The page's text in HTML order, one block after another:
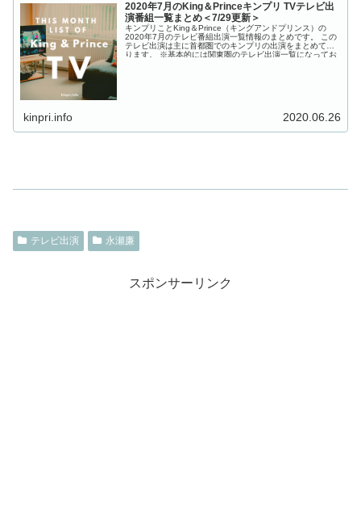
2020年7月のKing＆Princeキンプリ TVテレビ出
演番組一覧まとめ＜7/29更新＞
キンプリことKing＆Prince（キングアンドプリンス）の
2020年7月のテレビ番組出演一覧情報のまとめです。 この
テレビ出演は主に首都圏でのキンプリの出演をまとめてお
ります。 ※基本的には関東圏のテレビ出演一覧になってお
kinpri.info 2020.06.26
テレビ出演 永瀬廉
スポンサーリンク